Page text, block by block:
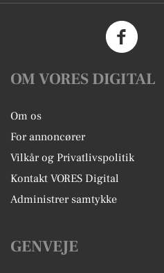
OM VORES DIGITAL
Om os
For annoncører
Vilkår og Privatlivspolitik
Kontakt VORES Digital
Administrer samtykke
GENVEJE